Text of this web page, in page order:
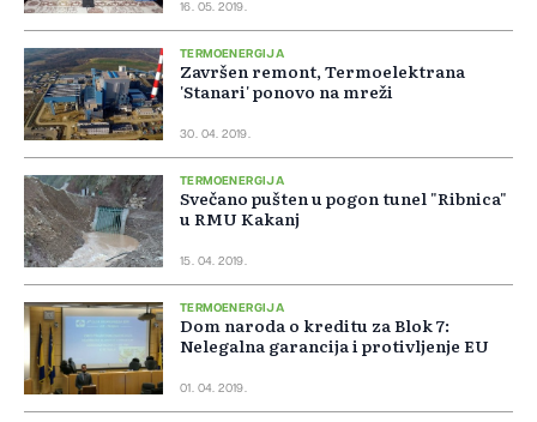
16. 05. 2019.
TERMOENERGIJA
Završen remont, Termoelektrana
'Stanari' ponovo na mreži
30. 04. 2019.
TERMOENERGIJA
Svečano pušten u pogon tunel "Ribnica"
u RMU Kakanj
15. 04. 2019.
TERMOENERGIJA
Dom naroda o kreditu za Blok 7:
Nelegalna garancija i protivljenje EU
01. 04. 2019.